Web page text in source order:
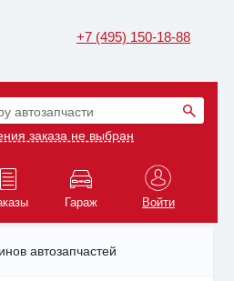
+7 (495) 150-18-88
автозапчасти
заказа не выбран
Гараж Войти
автозапчастей